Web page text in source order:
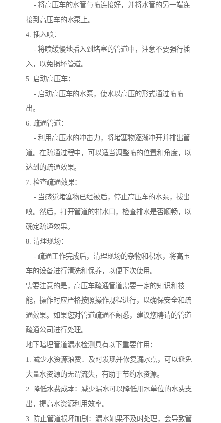
- 将高压车的水管与喷连接好，并将水管的另一端连
接到高压车的水泵上。
4. 插入喷：
- 将喷缓慢地插入到堵塞的管道中，注意不要强行插
入，以免损坏管道。
5. 启动高压车：
- 启动高压车的水泵，使水以高压的形式通过喷喷
出。
6. 疏通管道：
- 利用高压水的冲击力，将堵塞物逐渐冲开并排出管
道。在疏通过程中，可以适当调整喷的位置和角度，以
达到的疏通效果。
7. 检查疏通效果：
- 当感觉堵塞物已经被后，停止高压车的水泵，拔出
喷。然后，打开管道的排水口，检查排水是否顺畅，以
确定疏通效果。
8. 清理现场：
- 疏通工作完成后，清理现场的杂物和积水，将高压
车的设备进行清洗和保养，以便下次使用。
需要注意的是，高压车疏通管道需要一定的知识和技
能，操作时应严格按照操作规程进行，以确保安全和疏
通效果。如果您对管道疏通不熟悉，建议您聘请的管道
疏通公司进行处理。
地下暗埋管道漏水检测具有以下重要作用：
1. 减少水资源浪费：及时发现并修复漏水点，可以避免
大量水资源的无谓流失，有助于节约水资源。
2. 降低水费成本：减少漏水可以降低用水单位的水费支
出，提高水资源利用效率。
3. 防止管道损坏加剧：漏水如果不及时处理，会导致管